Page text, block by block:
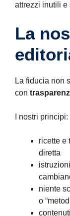
attrezzi inutili e
La
La fiducia non
con
I nostri principi:
ricette e
diretta
niente
o